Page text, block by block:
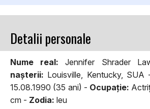
Detalii personale
Nume real: Jennifer Shrader
naşterii: Louisville, Kentucky, SUA
15.08.1990 (35 ani) - Ocupaţie:
cm - Zodia: leu